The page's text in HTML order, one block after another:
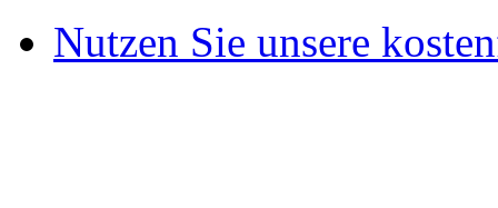
Nutzen Sie unsere